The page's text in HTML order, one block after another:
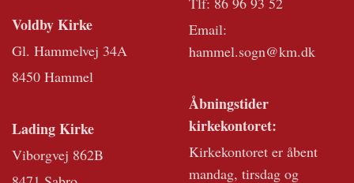
Voldby Kirke
Gl. Hammelvej 34A
8450 Hammel
Lading Kirke
Viborgvej 862B
Email:
hammel.sogn@km.dk
Åbningstider
kirkekontoret:
Kirkekontoret er åbent
mandag, tirsdag og